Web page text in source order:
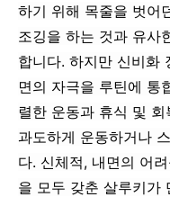
하기 위해 목줄을 벗어
조깅을 하는 것과 유사
합니다. 하지만 신비화
면의 자극을 루틴에 통
렬한 운동과 휴식 및
과도하게 운동하거나
다. 신체적, 내면의 어
을 모두 갖춘 살루키가